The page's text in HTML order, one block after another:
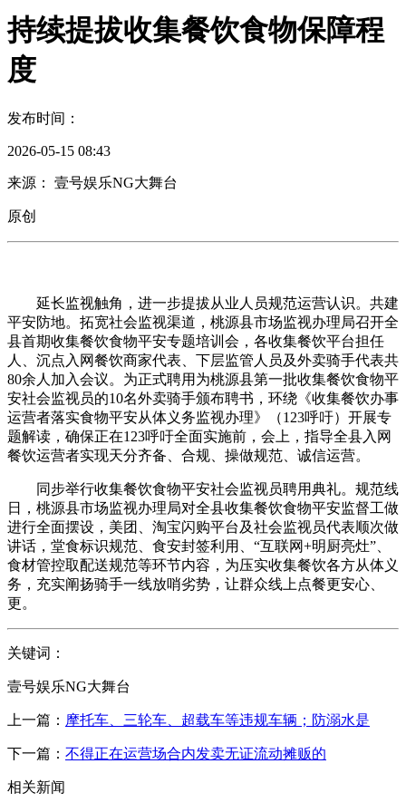
持续提拔收集餐饮食物保障程
度
发布时间：
2026-05-15 08:43
来源： 壹号娱乐NG大舞台
原创
延长监视触角，进一步提拔从业人员规范运营认识。共建
平安防地。拓宽社会监视渠道，桃源县市场监视办理局召开全
县首期收集餐饮食物平安专题培训会，各收集餐饮平台担任
人、沉点入网餐饮商家代表、下层监管人员及外卖骑手代表共
80余人加入会议。为正式聘用为桃源县第一批收集餐饮食物平
安社会监视员的10名外卖骑手颁布聘书，环绕《收集餐饮办事
运营者落实食物平安从体义务监视办理》（123呼吁）开展专
题解读，确保正在123呼吁全面实施前，会上，指导全县入网
餐饮运营者实现天分齐备、合规、操做规范、诚信运营。
同步举行收集餐饮食物平安社会监视员聘用典礼。规范线
日，桃源县市场监视办理局对全县收集餐饮食物平安监督工做
进行全面摆设，美团、淘宝闪购平台及社会监视员代表顺次做
讲话，堂食标识规范、食安封签利用、“互联网+明厨亮灶”、
食材管控取配送规范等环节内容，为压实收集餐饮各方从体义
务，充实阐扬骑手一线放哨劣势，让群众线上点餐更安心、
更。
关键词：
壹号娱乐NG大舞台
上一篇： 摩托车、三轮车、超载车等违规车辆；防溺水是
下一篇： 不得正在运营场合内发卖无证流动摊贩的
相关新闻